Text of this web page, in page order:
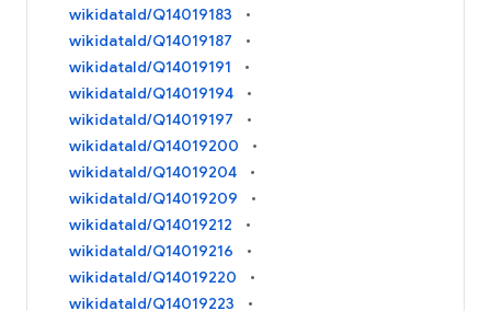
wikidataId/Q14019183
wikidataId/Q14019187
wikidataId/Q14019191
wikidataId/Q14019194
wikidataId/Q14019197
wikidataId/Q14019200
wikidataId/Q14019204
wikidataId/Q14019209
wikidataId/Q14019212
wikidataId/Q14019216
wikidataId/Q14019220
wikidataId/Q14019223